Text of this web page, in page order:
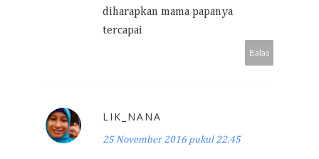
diharapkan mama papanya
tercapai
Balas
LIK_NANA
25 November 2016 pukul 22.45